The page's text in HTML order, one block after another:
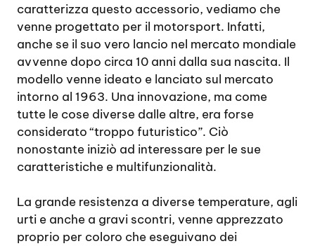
caratterizza questo accessorio, vediamo che
venne progettato per il motorsport. Infatti,
anche se il suo vero lancio nel mercato mondiale
avvenne dopo circa 10 anni dalla sua nascita. Il
modello venne ideato e lanciato sul mercato
intorno al 1963. Una innovazione, ma come
tutte le cose diverse dalle altre, era forse
considerato “troppo futuristico”. Ciò
nonostante iniziò ad interessare per le sue
caratteristiche e multifunzionalità.
La grande resistenza a diverse temperature, agli
urti e anche a gravi scontri, venne apprezzato
proprio per coloro che eseguivano dei